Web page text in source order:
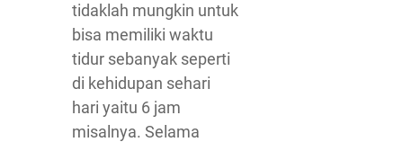
tidaklah mungkin untuk
bisa memiliki waktu
tidur sebanyak seperti
di kehidupan sehari
hari yaitu 6 jam
misalnya. Selama